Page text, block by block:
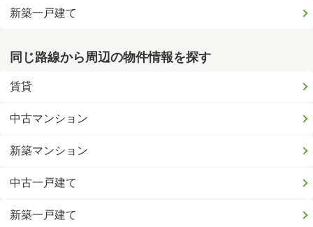
新築一戸建て
同じ路線から周辺の物件情報を探す
賃貸
中古マンション
新築マンション
中古一戸建て
新築一戸建て